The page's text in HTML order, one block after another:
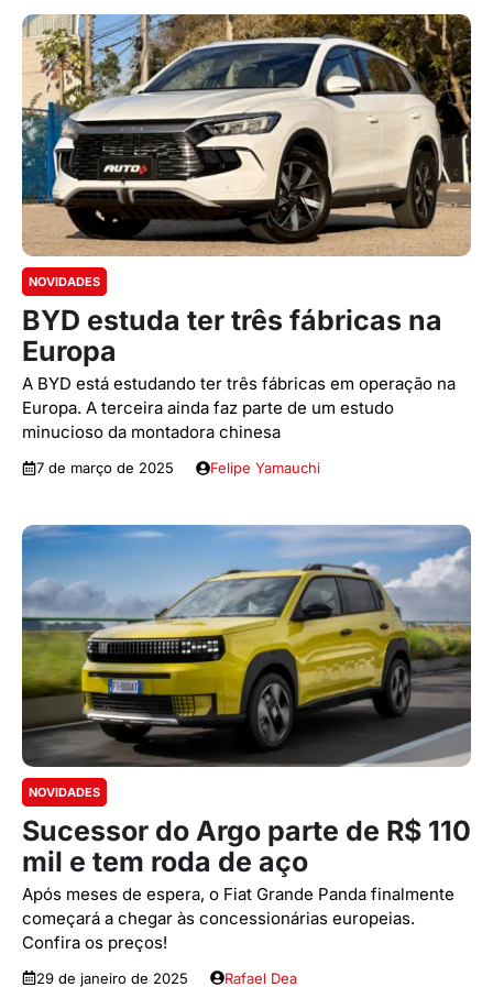
NOVIDADES
BYD estuda ter três fábricas na
Europa
A BYD está estudando ter três fábricas em operação na
Europa. A terceira ainda faz parte de um estudo
minucioso da montadora chinesa
7 de março de 2025 Felipe Yamauchi
NOVIDADES
Sucessor do Argo parte de R$ 110
mil e tem roda de aço
Após meses de espera, o Fiat Grande Panda finalmente
começará a chegar às concessionárias europeias.
Confira os preços!
29 de janeiro de 2025 Rafael Dea